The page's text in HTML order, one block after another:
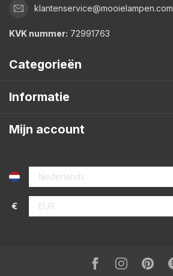
klantenservice@mooielampen.com
KVK nummer: 72991763
Categorieën
Informatie
Mijn account
€